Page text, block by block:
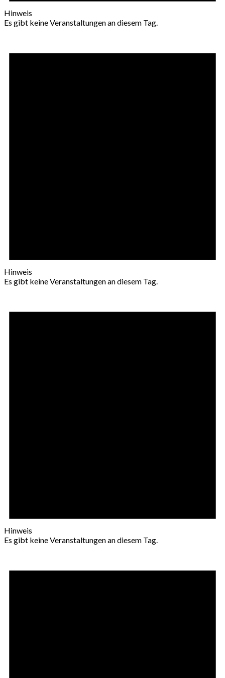
Hinweis
Es gibt keine Veranstaltungen an diesem Tag.
Hinweis
Es gibt keine Veranstaltungen an diesem Tag.
Hinweis
Es gibt keine Veranstaltungen an diesem Tag.